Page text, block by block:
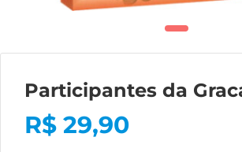
Participantes da
R$ 29,90